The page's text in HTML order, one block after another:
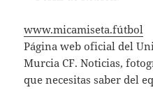
www.micamiseta.fútbol
Página web oficial del
Murcia CF. Noticias,
que necesitas saber del